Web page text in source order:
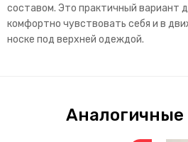
составом. Это практичный вариант
комфортно чувствовать себя и в
носке под верхней одеждой.
Аналогичные